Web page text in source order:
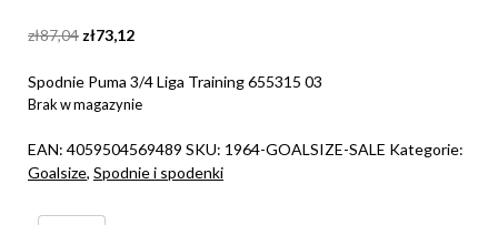
zł87,04 Original
was:
zł87,04.
zł73,12Current
is:
zł73,12.
Spodnie Puma 3/4 Liga Training 655315 03
Brak w magazynie
EAN: 4059504569489 SKU: 1964-GOALSIZE-SALE Kategorie:
Goalsize, Spodnie i spodenki